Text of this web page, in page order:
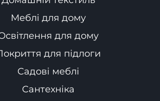
Меблі для дому
для дому
для підлоги
Садові меблі
Сантехніка